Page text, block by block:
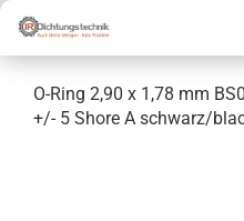
O-Ring 2,90 x 1,78 mm
+/- 5 Shore A schwarz/